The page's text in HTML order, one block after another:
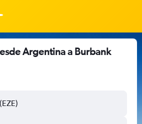
Argentina a Burbank